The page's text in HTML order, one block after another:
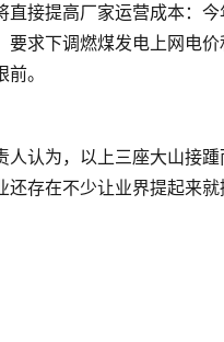
直接提高厂家运营成本：
要求下调燃煤发电上网电
。
认为，以上三座大山接踵
还存在不少让业界提起来